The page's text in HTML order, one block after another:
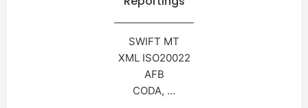
SWIFT MT
XML ISO20022
AFB
CODA, ...